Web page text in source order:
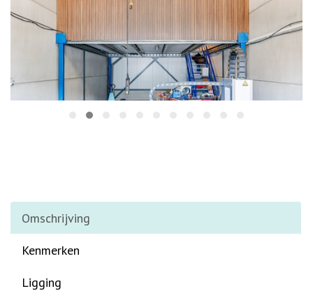
Omschrijving
Kenmerken
Ligging